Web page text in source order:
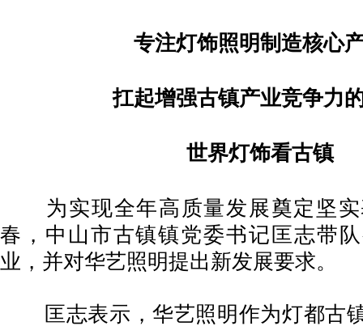
专注灯饰照明制造核心
扛起增强古镇产业竞争力
世界灯饰看古镇
为实现全年高质量发展奠定坚实
春，中山市古镇镇党委书记匡志带
业，并对华艺照明提出新发展要求。
匡志表示，华艺照明作为灯都古